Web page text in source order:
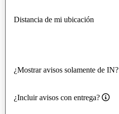
Distancia de mi ubicación
¿Mostrar avisos solamente de IN?
¿Incluir avisos con entrega?